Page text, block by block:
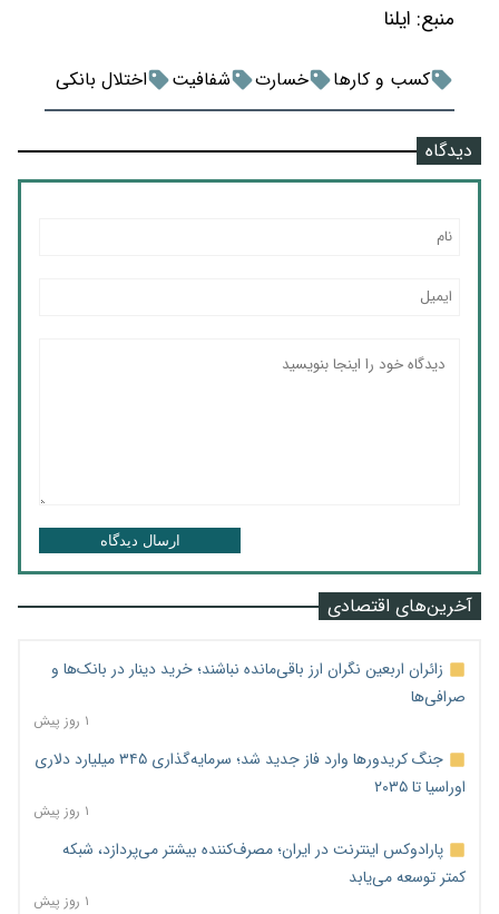
منبع: ایلنا
کسب و کارها خسارت شفافیت اختلال بانکی
دیدگاه
ارسال دیدگاه
آخرین‌های اقتصادی
زائران اربعین نگران ارز باقی‌مانده نباشند؛ خرید دینار در بانک‌ها و
صرافی‌ها
۱ روز پیش
جنگ کریدورها وارد فاز جدید شد؛ سرمایه‌گذاری ۳۴۵ میلیارد دلاری
اوراسیا تا ۲۰۳۵
۱ روز پیش
پارادوکس اینترنت در ایران؛ مصرف‌کننده بیشتر می‌پردازد، شبکه
کمتر توسعه می‌یابد
۱ روز پیش